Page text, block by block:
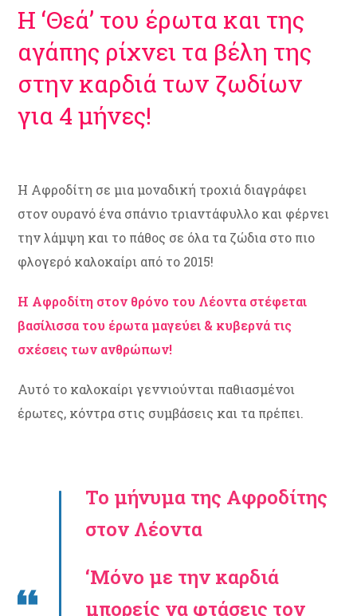
Η ‘Θεά’ του έρωτα και της
αγάπης ρίχνει τα βέλη της
στην καρδιά των ζωδίων
για 4 μήνες!
Η Αφροδίτη σε μια μοναδική τροχιά διαγράφει
στον ουρανό ένα σπάνιο τριαντάφυλλο και φέρνει
την λάμψη και το πάθος σε όλα τα ζώδια στο πιο
φλογερό καλοκαίρι από το 2015!
Η Αφροδίτη στον θρόνο του Λέοντα στέφεται
βασίλισσα του έρωτα μαγεύει & κυβερνά τις
σχέσεις των ανθρώπων!
Αυτό το καλοκαίρι γεννιούνται παθιασμένοι
έρωτες, κόντρα στις συμβάσεις και τα πρέπει.
Το μήνυμα της Αφροδίτης
στον Λέοντα
‘Μόνο με την καρδιά
μπορείς να φτάσεις τον